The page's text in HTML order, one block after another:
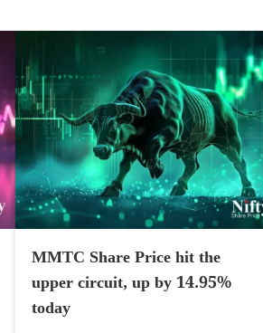
MMTC Share Price hit the
upper circuit, up by 14.95%
today